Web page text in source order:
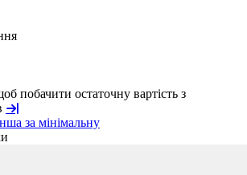
побачити остаточну вартість з
за мінімальну